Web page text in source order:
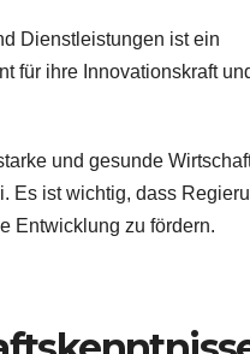
Dienstleistungen ist ein
für ihre Innovationskraft
und gesunde
Es ist wichtig, dass
Entwicklung zu fördern.